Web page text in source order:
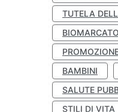
TUTELA
BAMBINI
SALUTE
STILI DI VITA